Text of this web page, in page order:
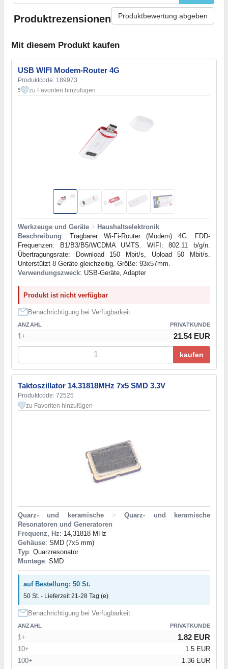
Produktrezensionen Produktbewertung abgeben
Mit diesem Produkt kaufen
USB WIFI Modem-Router 4G
Produktcode: 189973
5 zu Favoriten hinzufügen
Werkzeuge und Geräte > Haushaltselektronik
Beschreibung: Tragbarer Wi-Fi-Router (Modem) 4G. FDD-
Frequenzen: B1/B3/B5/WCDMA UMTS. WIFI: 802.11 b/g/n.
Übertragungsrate: Download 150 Mbit/s, Upload 50 Mbit/s.
Unterstützt 8 Geräte gleichzeitig. Größe: 93x57mm.
Verwendungszweck: USB-Geräte, Adapter
Produkt ist nicht verfügbar
Benachrichtigung bei Verfügbarkeit
ANZAHL PRIVATKUNDE
1+ 21.54 EUR
kaufen
Taktoszillator 14.31818MHz 7x5 SMD 3.3V
Produktcode: 72525
zu Favoriten hinzufügen
Quarz- und keramische >
Quarz- und keramische
Resonatoren und Generatoren
Frequenz, Hz: 14,31818 MHz
Gehäuse: SMD (7x5 mm)
Typ: Quarzresonator
Montage: SMD
auf Bestellung: 50 St.
50 St. - Lieferzeit 21-28 Tag (e)
Benachrichtigung bei Verfügbarkeit
ANZAHL PRIVATKUNDE
1+ 1.82 EUR
10+
1.5 EUR
100+
1.36 EUR